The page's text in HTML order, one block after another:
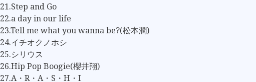
21.Step and Go
22.a day in our life
23.Tell me what you wanna be?(松本潤)
24.イチオクノホシ
25.シリウス
26.Hip Pop Boogie(櫻井翔)
27.A・R・A・S・H・I